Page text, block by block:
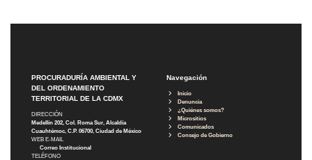
PROCURADURÍA AMBIENTAL Y
DEL ORDENAMIENTO
TERRITORIAL DE LA CDMX
DIRECCIÓN
Medellín 202, Col. Roma Sur, Alcaldía
Cuauhtémoc, C.P. 06700, Ciudad de México
WEB E-MAIL
Correo Institucional
TELÉFONO
Navegación
Inicio
Denuncia
¿Quiénes somos?
Micrositios
Comunicados
Consejo de Gobierno